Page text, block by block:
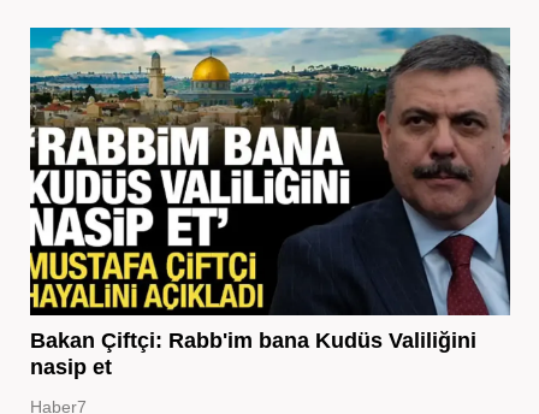
Bakan Çiftçi: Rabb'im bana Kudüs Valiliğini
nasip et
Haber7